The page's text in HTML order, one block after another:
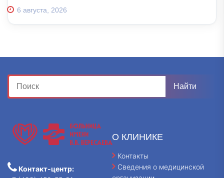
6 августа, 2026
Контакт-центр:
О КЛИНИКЕ
Контакты
Сведения о медицинской